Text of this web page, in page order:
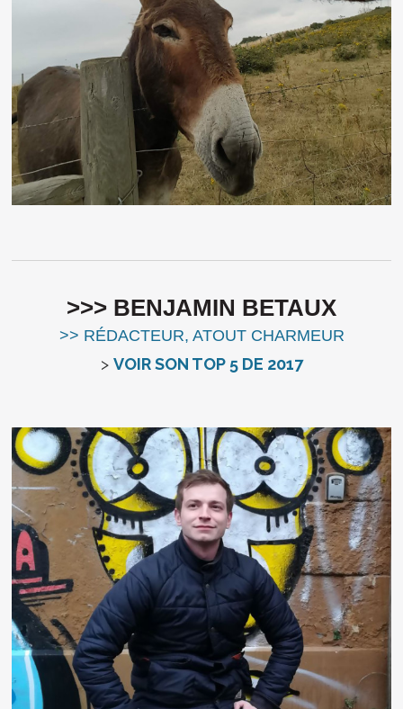
>>> BENJAMIN BETAUX
>> RÉDACTEUR, ATOUT CHARMEUR
> VOIR SON TOP 5 DE 2017